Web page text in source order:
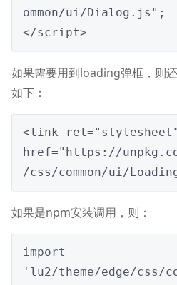
ommon/ui/Dialog.js";
</script>
如果需要用到loading弹框，则
如下：
<link rel="stylesheet"
href="https://
/css/common/ui/
如果是npm安装调用，则：
import
'lu2/theme/edge/css/